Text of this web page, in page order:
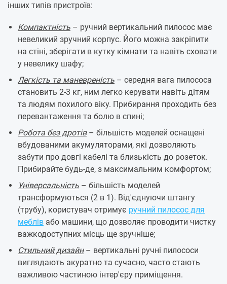
інших типів пристроїв:
Компактність – ручний вертикальний пилосос має
невеликий зручний корпус. Його можна закріпити
на стіні, зберігати в кутку кімнати та навіть сховати
у невелику шафу;
Легкість та маневреність – середня вага пилососа
становить 2-3 кг, ним легко керувати навіть дітям
та людям похилого віку. Прибирання проходить без
перевантаження та болю в спині;
Робота без дротів– більшість моделей оснащені
вбудованими акумуляторами, які дозволяють
забути про довгі кабелі та близькість до розеток.
Прибирайте будь-де, з максимальним комфортом;
Універсальність – більшість моделей
трансформуються (2 в 1). Від'єднуючи штангу
(трубу), користувач отримує ручний пилосос для
меблів або машини, що дозволяє проводити чистку
важкодоступних місць ще зручніше;
Стильний дизайн– вертикальні ручні пилососи
виглядають акуратно та сучасно, часто стають
важливою частиною інтер'єру приміщення.